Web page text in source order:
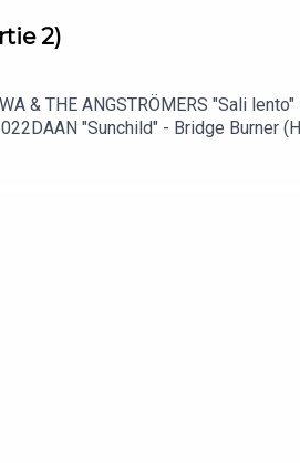
2)
& THE ANGSTRÖMERS "Sali
"Sunchild" - Bridge Burner